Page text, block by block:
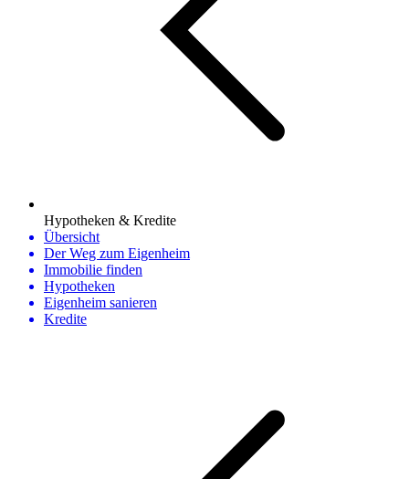
Hypotheken & Kredite
Übersicht
Der Weg zum Eigenheim
Immobilie finden
Hypotheken
Eigenheim sanieren
Kredite